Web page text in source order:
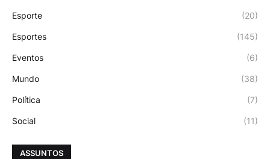
Esporte (20)
Esportes (145)
Eventos (6)
Mundo (38)
Política (7)
Social (11)
ASSUNTOS